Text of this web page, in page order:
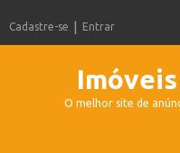
Cadastre-se Entrar
O melhor site de